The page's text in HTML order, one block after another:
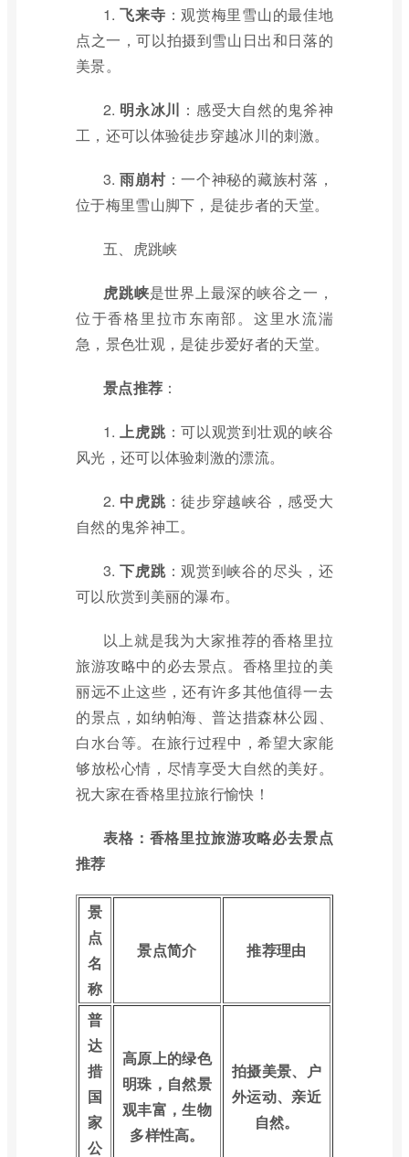
1.飞来寺 ：观赏梅里雪山的最佳地
点之一，可以拍摄到雪山日出和日落的
美景。
2. 明永冰川 ：感受大自然的鬼斧神
工，还可以体验徒步穿越冰川的刺激。
3.雨崩村：一个神秘的藏族村落，
位于梅里雪山脚下，是徒步者的天堂。
五、虎跳峡
虎跳峡是世界上最深的峡谷之一，
位于香格里拉市东南部。这里水流湍
急，景色壮观，是徒步爱好者的天堂。
景点推荐 ：
1.上虎跳：可以观赏到壮观的峡谷
风光，还可以体验刺激的漂流。
2. 中虎跳：徒步穿越峡谷，感受大
自然的鬼斧神工。
3.下虎跳：观赏到峡谷的尽头，还
可以欣赏到美丽的瀑布。
以上就是我为大家推荐的香格里拉
旅游攻略中的必去景点。香格里拉的美
丽远不止这些，还有许多其他值得一去
的景点，如纳帕海、普达措森林公园、
白水台等。在旅行过程中，希望大家能
够放松心情，尽情享受大自然的美好。
祝大家在香格里拉旅行愉快！
表格：香格里拉旅游攻略必去景点
推荐
景
点
名
称
景点简介 推荐理由
普
达
措
国
家
公
高原上的绿色
明珠，自然景
观丰富，生物
多样性高。
拍摄美景、户
外运动、亲近
自然。